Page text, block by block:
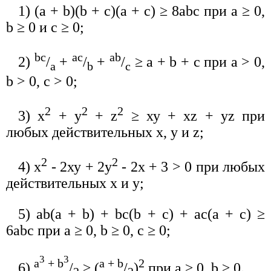
1) (а + b)(b + с)(а + с) ≥ 8abc при а ≥ 0,
b ≥ 0 и с ≥ 0;
2) bc/a + ac/b +ab/c ≥ a + b + c при а > 0,
b > 0, с > 0;
3) х2 + у2 + z2
≥ ху + xz + yz при
любых действительных х, у и z;
4) х2 - 2ху + 2у2 - 2х + 3 > 0 при любых
действительных x и у;
5) аb(а + b) + bс(b + с) + ас(а + с) ≥
6abc при а ≥ 0, b ≥ 0, c ≥ 0;
a3 + b3 a + b 2